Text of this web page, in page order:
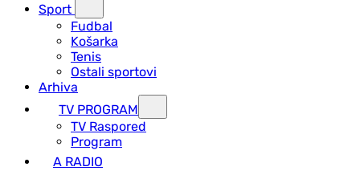
Sport
Fudbal
Košarka
Tenis
Ostali sportovi
Arhiva
TV PROGRAM
ТV Raspored
Program
A RADIO